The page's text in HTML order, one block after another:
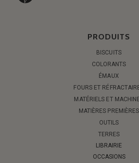
PRODUITS
BISCUITS
COLORANTS
ÉMAUX
FOURS ET
MATÉRIELS ET
MATIÈRES PREMIÈRES
OUTILS
TERRES
LIBRAIRIE
OCCASIONS